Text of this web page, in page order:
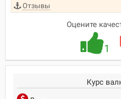
Отзывы
Оцените
1
Курс